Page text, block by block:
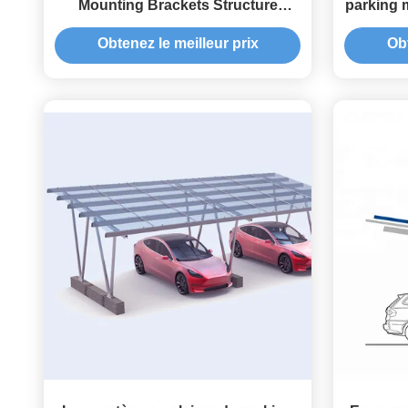
Mounting Brackets Structure
Carport Solar Power Parking Lot
Obtenez le meilleur prix
parking